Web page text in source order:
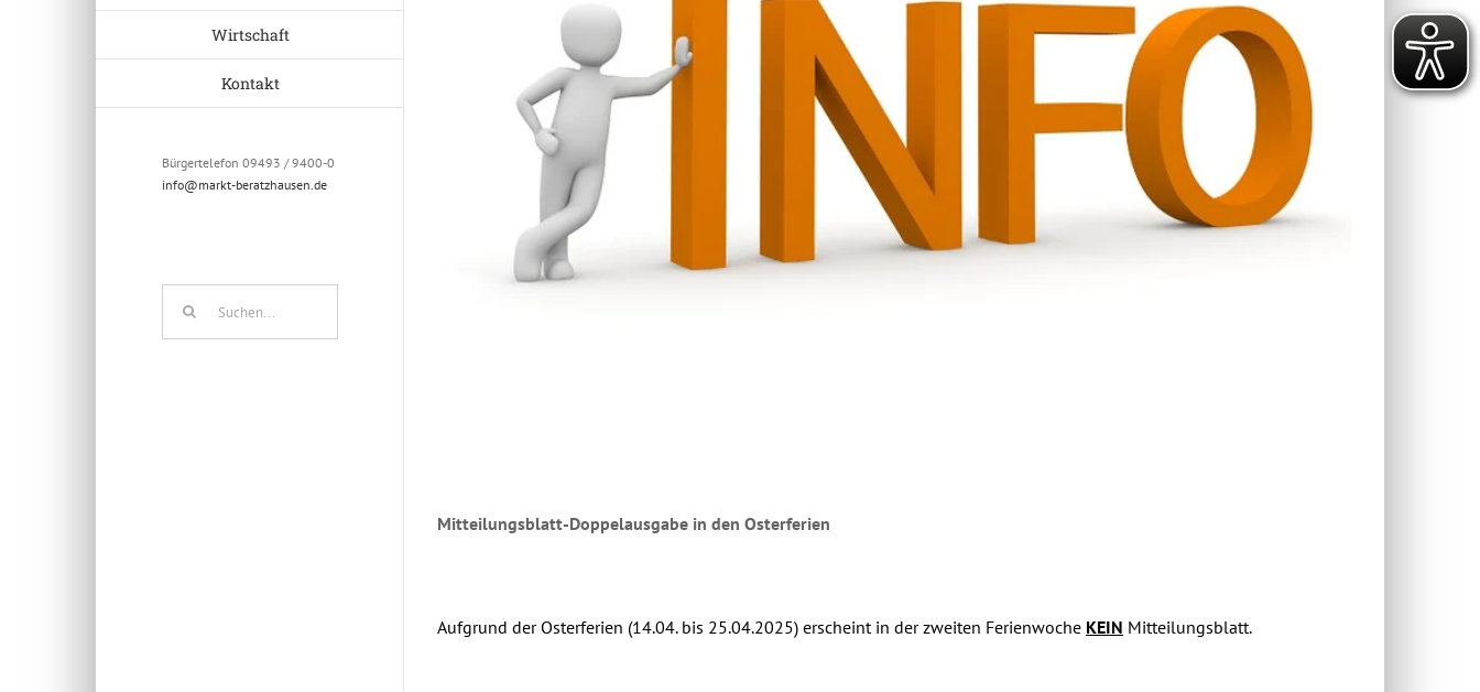
Wirtschaft
Kontakt
Bürgertelefon 09493 / 9400-0
info@markt-beratzhausen.de
Mitteilungsblatt-Doppelausgabe in den Osterferien
Aufgrund der Osterferien (14.04. bis 25.04.2025) erscheint in der zweiten Ferienwoche KEIN Mitteilungsblatt.